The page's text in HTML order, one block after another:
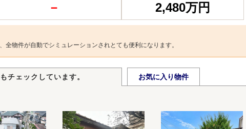
－ 2,480万円
全物件が自動でシミュレーションされとても便利になります。
チェックしています。 お気に入り物件